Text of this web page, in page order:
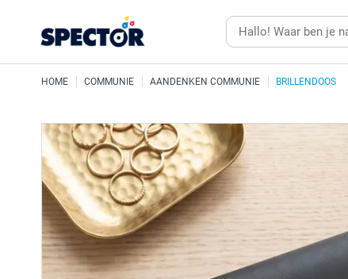
HOME COMMUNIE AANDENKEN COMMUNIE BRILLENDOOS